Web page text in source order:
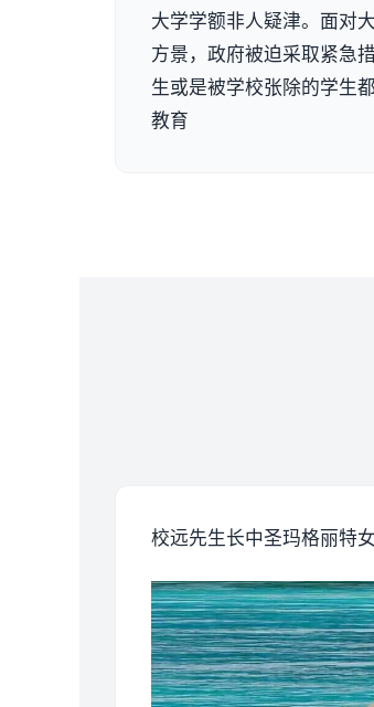
大学学额非人疑津。面对
方景，政府被迫采取紧急
生或是被学校张除的学生
教育
校远先生长中圣玛格丽特